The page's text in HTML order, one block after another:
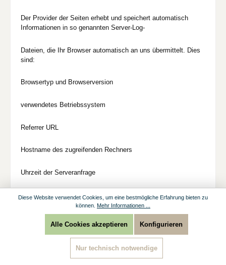
Der Provider der Seiten erhebt und speichert automatisch
Informationen in so genannten Server-Log-
Dateien, die Ihr Browser automatisch an uns übermittelt. Dies
sind:
Browsertyp und Browserversion
verwendetes Betriebssystem
Referrer URL
Hostname des zugreifenden Rechners
Uhrzeit der Serveranfrage
IP-Adresse
wird nicht vorgenommen.
Die Erfassung dieser Daten erfolgt auf Grundlage von Art. 6
Abs. 1 lit. f DSGVO. Der Websitebetreiber hat
Diese Website verwendet Cookies, um eine bestmögliche Erfahrung bieten zu
können. Mehr Informationen ...
Nur technisch notwendige
Konfigurieren
Alle Cookies akzeptieren